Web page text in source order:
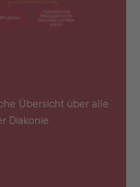
Übersicht über alle
Diakonie